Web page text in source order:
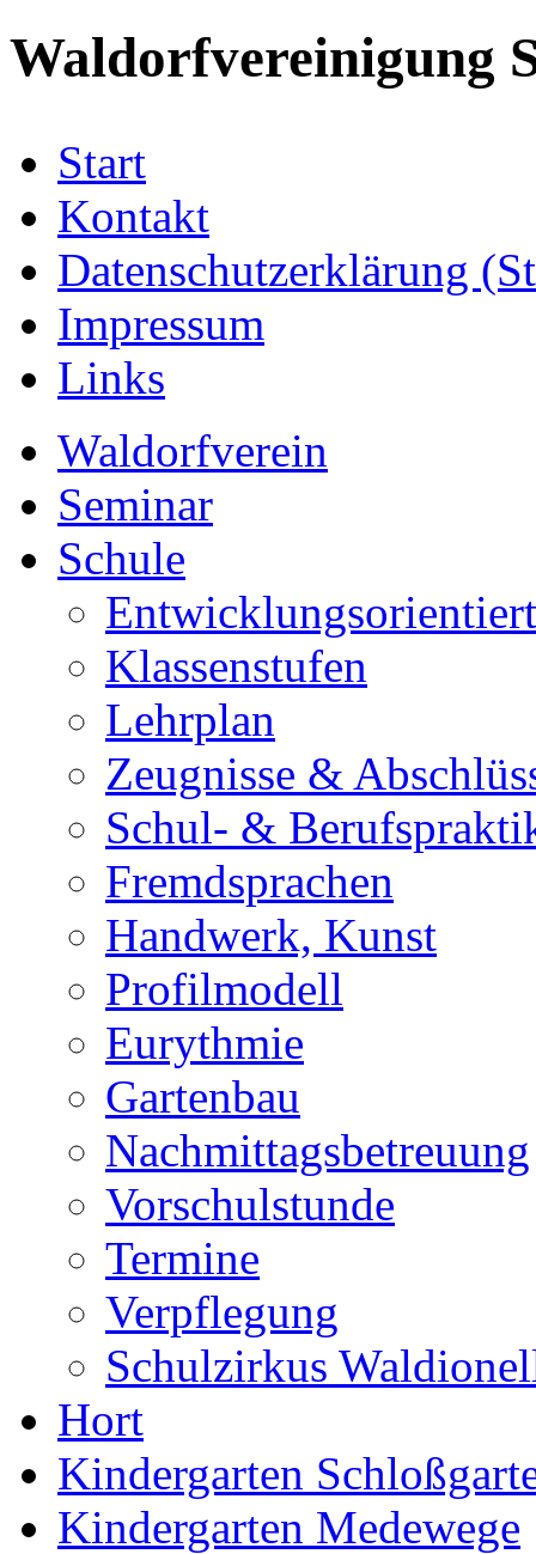
Waldorfvereinigung
Start
Kontakt
Datenschutzerklärung
Impressum
Links
Waldorfverein
Seminar
Schule
Klassenstufen
Lehrplan
Zeugnisse &
Schul- &
Fremdsprachen
Handwerk, Kunst
Profilmodell
Eurythmie
Gartenbau
Nachmittagsbetreuung
Vorschulstunde
Termine
Verpflegung
Schulzirkus
Hort
Kindergarten
Kindergarten Medewege